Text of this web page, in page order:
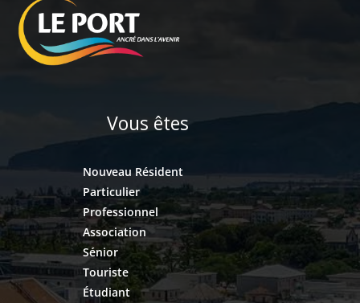
Vous êtes
Nouveau Résident
Particulier
Professionnel
Association
Sénior
Touriste
Étudiant